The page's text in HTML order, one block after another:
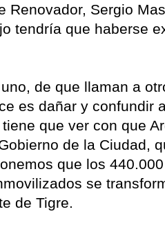
Renovador, Sergio
tendría que haberse
de que llaman a
es dañar y confundir
que ver con que
de la Ciudad,
que los
se
de Tigre.